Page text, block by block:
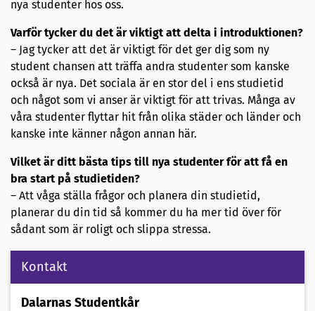
nya studenter hos oss.
Varför tycker du det är viktigt att delta i introduktionen?
– Jag tycker att det är viktigt för det ger dig som ny
student chansen att träffa andra studenter som kanske
också är nya. Det sociala är en stor del i ens studietid
och något som vi anser är viktigt för att trivas. Många av
våra studenter flyttar hit från olika städer och länder och
kanske inte känner någon annan här.
Vilket är ditt bästa tips till nya studenter för att få en
bra start på studietiden?
– Att våga ställa frågor och planera din studietid,
planerar du din tid så kommer du ha mer tid över för
sådant som är roligt och slippa stressa.
Kontakt
Dalarnas Studentkår